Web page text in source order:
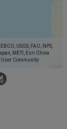
USGS, FAO, NPS,
METI, Esri China
User Community